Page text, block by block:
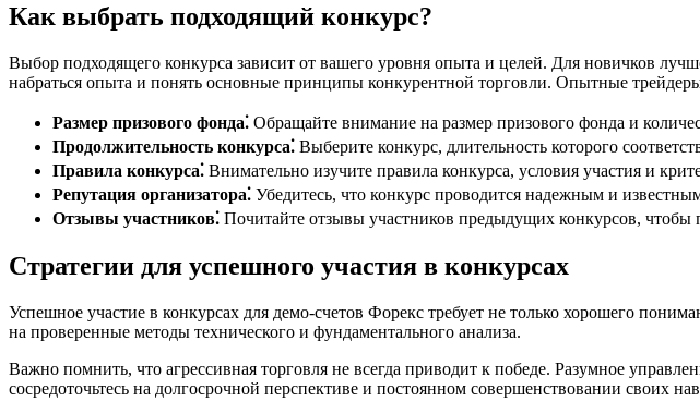
Как выбрать подходящий конкурс?
Выбор подходящего конкурса зависит от вашего уровня опыта и целей. Для новичков
набраться опыта и понять основные принципы конкурентной торговли. Опытные
Размер призового фонда⁚ Обращайте внимание на размер призового фонда и
Продолжительность конкурса⁚ Выберите конкурс, длительность которого
Правила конкурса⁚ Внимательно изучите правила конкурса, условия участия и
Репутация организатора⁚ Убедитесь, что конкурс проводится надежным и
Отзывы участников⁚ Почитайте отзывы участников предыдущих конкурсов, чтобы
Стратегии для успешного участия в конкурсах
Успешное участие в конкурсах для демо-счетов Форекс требует не только хорошего
на проверенные методы технического и фундаментального анализа.
Важно помнить, что агрессивная торговля не всегда приводит к победе. Разумное
сосредоточьтесь на долгосрочной перспективе и постоянном совершенствовании своих